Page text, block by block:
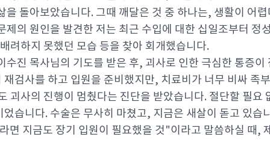
을 돌아보았습니다. 그때 깨달은 것 중 하나는, 생활이 어
제의 원인을 발견한 저는 최근 수입에 대한 십일조부터 정
려하지 못했던 모습 등을 찾아 회개했습니다.
수진 목사님의 기도를 받은 후, 괴사로 인한 극심한 통증
검사를 하고 입원을 준비했지만, 치료비가 너무 비싸 족
괴사의 진행이 멈췄다는 진단을 받았습니다. 절단할 필요
습니다. 수술은 무사히 마쳤고, 지금은 새살이 돋고 있습
면 지금도 장기 입원이 필요했을 것"이라고 말씀하실 때,